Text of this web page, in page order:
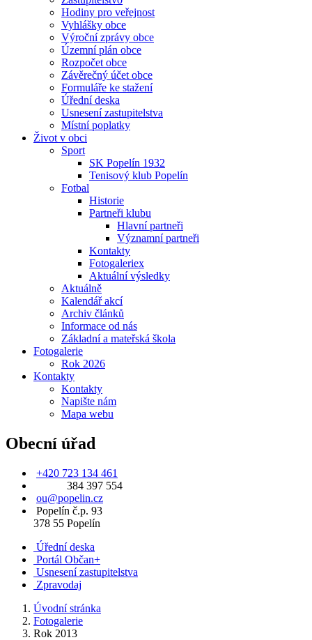
Hodiny pro veřejnost
Vyhlášky obce
Výroční zprávy obce
Územní plán obce
Rozpočet obce
Závěrečný účet obce
Formuláře ke stažení
Úřední deska
Usnesení zastupitelstva
Místní poplatky
Život v obci
Sport
SK Popelín 1932
Tenisový klub Popelín
Fotbal
Historie
Partneři klubu
Hlavní partneři
Významní partneři
Kontakty
Fotogaleriex
Aktuální výsledky
Aktuálně
Kalendář akcí
Archiv článků
Informace od nás
Základní a mateřská škola
Fotogalerie
Rok 2026
Kontakty
Kontakty
Napište nám
Mapa webu
Obecní úřad
+420 723 134 461
384 397 554
ou@popelin.cz
Popelín č.p. 93
378 55 Popelín
Úřední deska
Portál Občan+
Usnesení zastupitelstva
Zpravodaj
Úvodní stránka
Fotogalerie
Rok 2013